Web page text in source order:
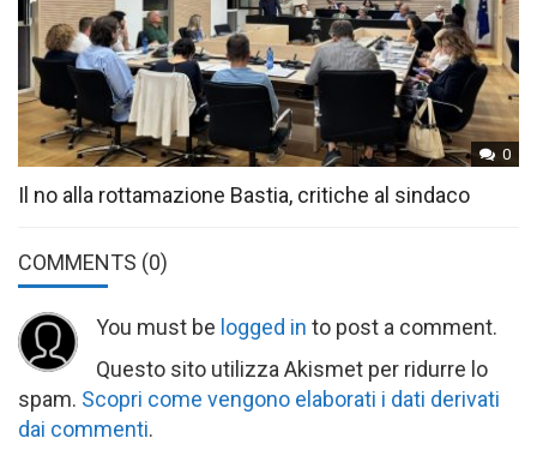
0
Il no alla rottamazione Bastia, critiche al sindaco
COMMENTS (0)
You must be logged in to post a comment.
Questo sito utilizza Akismet per ridurre lo
spam. Scopri come vengono elaborati i dati derivati
dai commenti.